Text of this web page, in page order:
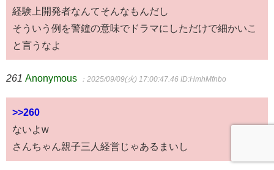
経験上開発者なんてそんなもんだし
そういう例を警鐘の意味でドラマにしただけで細かいこ
と言うなよ
261 Anonymous ：2025/09/09(火) 17:00:47.46 ID:HmhMfnbo
>>260
ないよw
さんちゃん親子三人経営じゃあるまいし